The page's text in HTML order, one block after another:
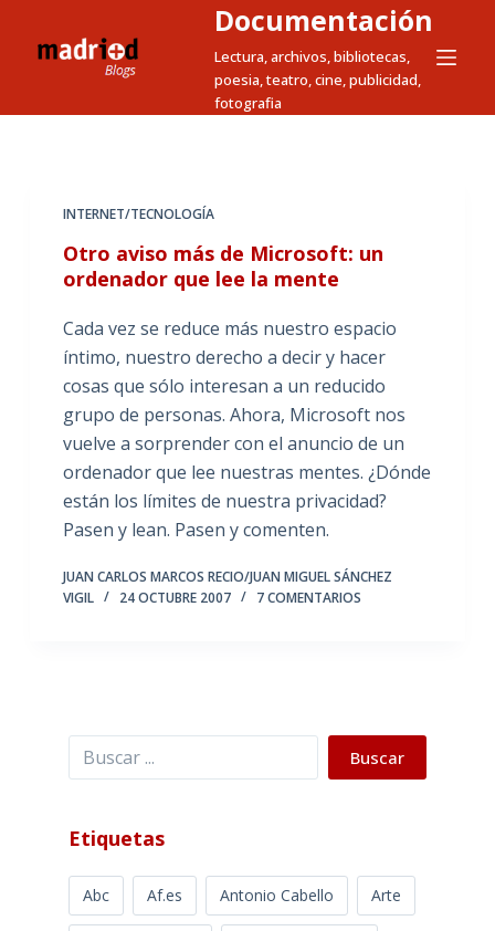
t
Documentación
Lectura, archivos, bibliotecas,
poesia, teatro, cine, publicidad,
fotografia
INTERNET/TECNOLOGÍA
Otro aviso más de Microsoft: un
ordenador que lee la mente
Cada vez se reduce más nuestro espacio
íntimo, nuestro derecho a decir y hacer
cosas que sólo interesan a un reducido
grupo de personas. Ahora, Microsoft nos
vuelve a sorprender con el anuncio de un
ordenador que lee nuestras mentes. ¿Dónde
están los límites de nuestra privacidad?
Pasen y lean. Pasen y comenten.
JUAN CARLOS MARCOS RECIO/JUAN MIGUEL SÁNCHEZ
VIGIL
24 OCTUBRE 2007 7 COMENTARIOS
Buscar Buscar
Etiquetas
Abc Af.es Antonio Cabello Arte